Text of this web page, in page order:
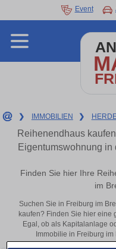
Event
❯ IMMOBILIEN ❯
Reihenendhaus
Eigentumswohnung
Finden Sie hier Ihre
im
Suchen Sie in Freiburg im
kaufen? Finden Sie hier eine
Egal, ob als Kapitalanlage
Immobilie in Freiburg